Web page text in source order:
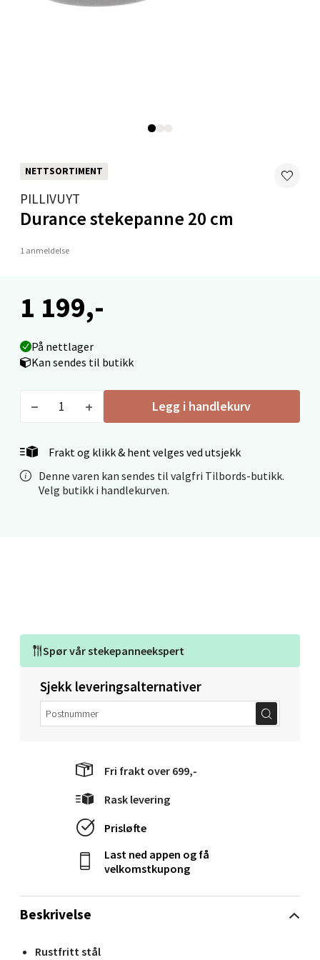
NETTSORTIMENT
PILLIVUYT
Durance stekepanne 20 cm
1 anmeldelse
1 199,-
På nettlager
Kan sendes til butikk
Legg i handlekurv
Frakt og klikk & hent velges ved utsjekk
Denne varen kan sendes til valgfri Tilbords-butikk.
Velg butikk i handlekurven.
Beskrivelse
Rustfritt stål
Spør vårstekepanneekspert
Sjekk leveringsalternativer
Fri frakt over 699,-
Rask levering
Prisløfte
Last ned appen og få
velkomstkupong
Fridtjof Nansensgate 22, 8622 Mo i Rana
0 i butikk
Langelandsvegen 25, 6010 Ålesund
0 i butikk
Molde - Moldetorget
Torget 1, 6413 Molde
Narvik - Thon Senter Malmporten
Bolagsgata 1, 8514 Narvik
Åpent i dag 10-20
0 i butikk
Bergen - Oasen Senter
Folke Bernadottes vei 52, 5147 Fyllingsdalen